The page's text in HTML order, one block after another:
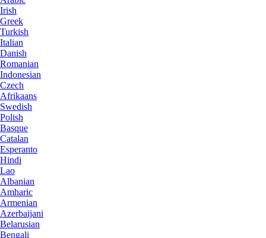
Irish
Greek
Turkish
Italian
Danish
Romanian
Indonesian
Czech
Afrikaans
Swedish
Polish
Basque
Catalan
Esperanto
Hindi
Lao
Albanian
Amharic
Armenian
Azerbaijani
Belarusian
Bengali